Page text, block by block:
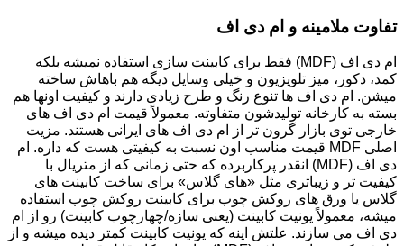
تفاوت ملامینه و ام دی اف
ام دی اف (MDF) فقط برای کابینت سازی استفاده نمیشه بلکه
کمد، دکور، میز تلویزیون و خیلی وسایل دیگه هم باهاش ساخته
میشن. ام دی اف ها تنوع رنگ و طرح زیادی دارند و کیفیت اونها هم
بسته به کارخانه تولیدشون متفاوته. معمولاً قیمت ام دی اف های
خارجی توی بازار گرون تر از ام دی اف های ایرانی هستند. مزیت
اصلی MDF قیمت مناسب اون نسبت به کیفیتی هست که داره. ام
دی اف (MDF) انقدر پرکاربرده که حتی زمانی که از متریال با
کیفیت تر و زیباتری مثل «های گلاس» برای ساخت کابینت های
گلاس یا ورق های روکش چوب برای کابینت روکش چوب استفاده
میشه، معمولاً یونیت کابینت (یعنی سازه/چهارچوب کابینت) رو از ام
دی اف می سازند. علتش اینه که یونیت کابینت کمتر دیده میشه و از